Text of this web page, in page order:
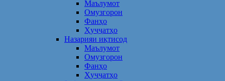
Маълумот
Омузгорон
Фанҳо
Ҳуҷҷатҳо
Назарияи иқтисод
Маълумот
Омузгорон
Фанҳо
Ҳуҷҷатҳо